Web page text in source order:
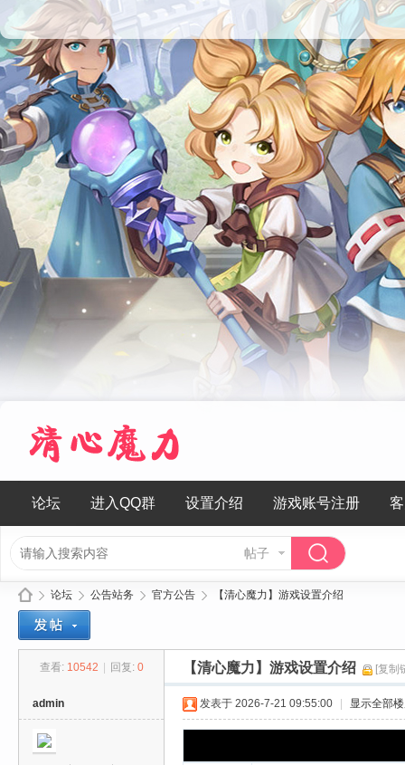
论坛 进入QQ群 设置介绍 游戏账号注册
帖子
论坛
›
公告站务 官方公告
›
【清心魔力】游戏设置介绍
查看: 10542 回复: 0 【清心魔力】游戏设置介绍 [复制
admin 发表于 2026-7-21 09:55:00 显示全部